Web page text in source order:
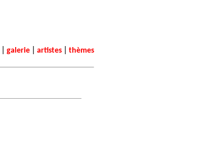
galerie artistes thèmes